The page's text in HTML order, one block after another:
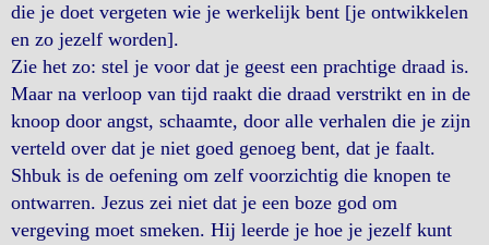
die je doet vergeten wie je werkelijk bent [je ontwikkelen
en zo jezelf worden].
Zie het zo: stel je voor dat je geest een prachtige draad is.
Maar na verloop van tijd raakt die draad verstrikt en in de
knoop door angst, schaamte, door alle verhalen die je zijn
verteld over dat je niet goed genoeg bent, dat je faalt.
Shbuk is de oefening om zelf voorzichtig die knopen te
ontwarren. Jezus zei niet dat je een boze god om
vergeving moet smeken. Hij leerde je hoe je jezelf kunt